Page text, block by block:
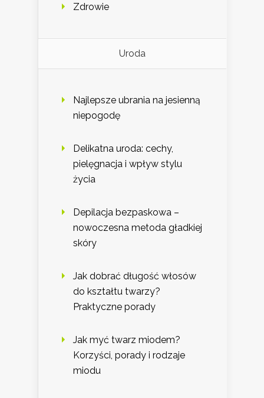
Zdrowie
Uroda
Najlepsze ubrania na jesienną
niepogodę
Delikatna uroda: cechy,
pielęgnacja i wpływ stylu
życia
Depilacja bezpaskowa –
nowoczesna metoda gładkiej
skóry
Jak dobrać długość włosów
do kształtu twarzy?
Praktyczne porady
Jak myć twarz miodem?
Korzyści, porady i rodzaje
miodu